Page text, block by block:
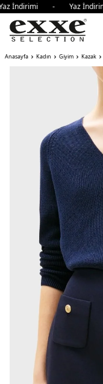
İndirimi - Yaz
Anasayfa Kadın Giyim Kazak